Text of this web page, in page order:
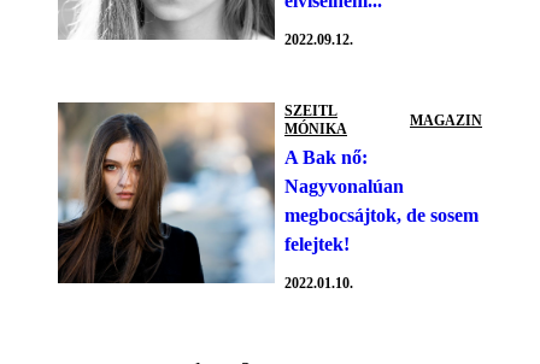
2022.09.12.
SZEITL
MÓNIKA
MAGAZIN
A Bak nő:
Nagyvonalúan
megbocsájtok, de sosem
felejtek!
2022.01.10.